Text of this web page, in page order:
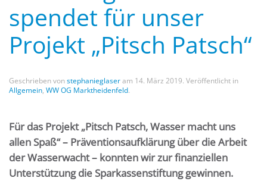
spendet für unser
Projekt „Pitsch Patsch“
Geschrieben vonstephanieglaseram 14. März 2019. Veröffentlicht in
Allgemein, WW OG Marktheidenfeld.
Für das Projekt „Pitsch Patsch, Wasser macht uns
allen Spaß“ – Präventionsaufklärung über die Arbeit
der Wasserwacht – konnten wir zur finanziellen
Unterstützung die Sparkassenstiftung gewinnen.